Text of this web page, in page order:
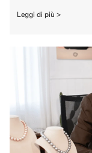
Leggi di più >